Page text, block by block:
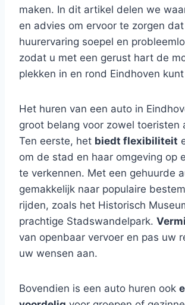
maken. In dit artikel delen we
en advies om ervoor te zorgen
huurervaring soepel en
zodat u met een gerust hart de
plekken in en rond Eindhoven
Het huren van een auto in
groot belang voor zowel toeristen
Ten eerste, het biedt flexibiliteit
om de stad en haar omgeving op
te verkennen. Met een gehuurde
gemakkelijk naar populaire
rijden, zoals het Historisch
prachtige Stadswandelpark.
van openbaar vervoer en pas uw
uw wensen aan.
Bovendien is een auto huren ook